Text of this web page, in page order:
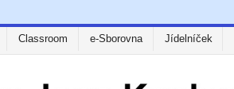
Classroom e-Sborovna Jídelníček